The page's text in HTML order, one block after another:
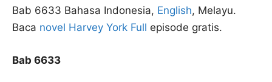
Bab 6633 Bahasa Indonesia, English, Melayu.
Baca novel Harvey York Full episode gratis.
Bab 6633